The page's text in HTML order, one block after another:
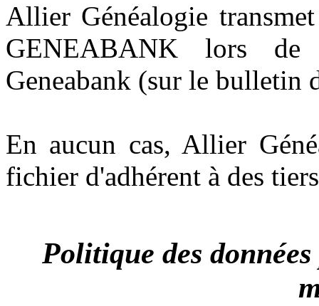
Allier Généalogie
GENEABANK lors
Geneabank (sur le bulletin
En aucun cas, Allier
fichier d'adhérent à des
Politique des